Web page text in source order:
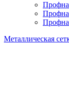
Металлическая